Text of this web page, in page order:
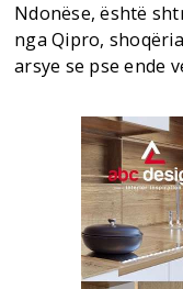
Ndonëse, është
nga Qipro,
arsye se pse ende